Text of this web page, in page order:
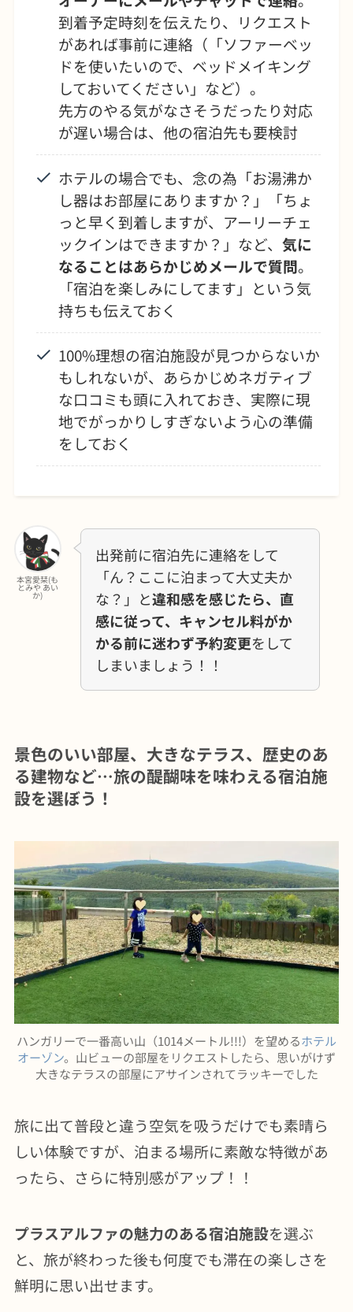
到着予定時刻を伝えたり、リクエスト
があれば事前に連絡（「ソファーベッ
ドを使いたいので、ベッドメイキング
しておいてください」など）。
先方のやる気がなさそうだったり対応
が遅い場合は、他の宿泊先も要検討
ホテルの場合でも、念の為「お湯沸か
し器はお部屋にありますか？」「ちょ
っと早く到着しますが、アーリーチェ
ックインはできますか？」など、気に
なることはあらかじめメールで質問。
「宿泊を楽しみにしてます」という気
持ちも伝えておく
100%理想の宿泊施設が見つからないか
もしれないが、あらかじめネガティブ
な口コミも頭に入れておき、実際に現
地でがっかりしすぎないよう心の準備
をしておく
本宮愛栞(も
とみや あい
か)
出発前に宿泊先に連絡をして
「ん？ここに泊まって大丈夫か
な？」と違和感を感じたら、直
感に従って、キャンセル料がか
かる前に迷わず予約変更をして
しまいましょう！！
景色のいい部屋、大きなテラス、歴史のあ
る建物など…旅の醍醐味を味わえる宿泊施
設を選ぼう！
ハンガリーで一番高い山（1014メートル!!!）を望めるホテル
オーゾン。山ビューの部屋をリクエストしたら、思いがけず
大きなテラスの部屋にアサインされてラッキーでした
旅に出て普段と違う空気を吸うだけでも素晴ら
しい体験ですが、泊まる場所に素敵な特徴があ
ったら、さらに特別感がアップ！！
プラスアルファの魅力のある宿泊施設を選ぶ
と、旅が終わった後も何度でも滞在の楽しさを
鮮明に思い出せます。